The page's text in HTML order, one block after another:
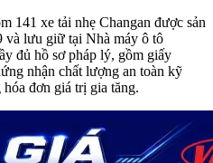
141 xe tải nhẹ Changan được sản
và lưu giữ tại Nhà máy ô tô
đủ hồ sơ pháp lý, gồm giấy
nhận chất lượng an toàn kỹ
đơn giá trị gia tăng.